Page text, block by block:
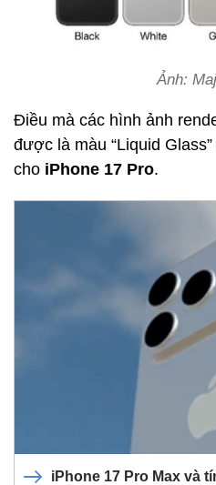
Ảnh:
Điều mà các hình ảnh
được là màu “Liquid
cho iPhone 17 Pro.
iPhone 17 Pro Max và